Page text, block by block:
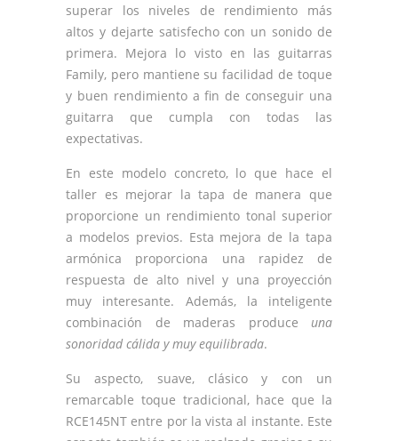
superar los niveles de rendimiento más
altos y dejarte satisfecho con un sonido de
primera. Mejora lo visto en las guitarras
Family, pero mantiene su facilidad de toque
y buen rendimiento a fin de conseguir una
guitarra que cumpla con todas las
expectativas.
En este modelo concreto, lo que hace el
taller es mejorar la tapa de manera que
proporcione un rendimiento tonal superior
a modelos previos. Esta mejora de la tapa
armónica proporciona una rapidez de
respuesta de alto nivel y una proyección
muy interesante. Además, la inteligente
combinación de maderas produce una
sonoridad cálida y muy equilibrada.
Su aspecto, suave, clásico y con un
remarcable toque tradicional, hace que la
RCE145NT entre por la vista al instante. Este